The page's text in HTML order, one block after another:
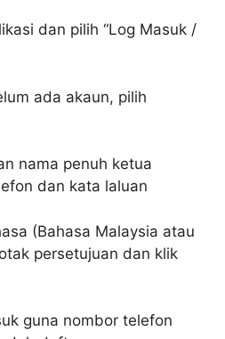
dan pilih “Log Masuk /
ada akaun, pilih
nama penuh ketua
dan kata laluan
(Bahasa Malaysia atau
persetujuan dan klik
guna nombor telefon